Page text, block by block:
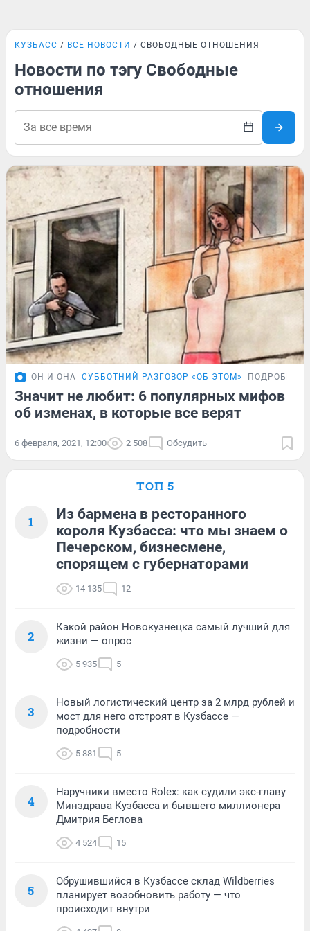
КУЗБАСС ВСЕ НОВОСТИ СВОБОДНЫЕ ОТНОШЕНИЯ
Новости по тэгу Свободные
отношения
ОН И ОНА СУББОТНИЙ РАЗГОВОР «ОБ ЭТОМ»
Значит не любит: 6 популярных мифов
об изменах, в которые все верят
6 февраля, 2021, 12:00 2 508 Обсудить
ТОП 5
1
Из бармена в ресторанного
короля Кузбасса: что мы знаем о
Печерском, бизнесмене,
спорящем с губернаторами
14 135 12
2
Какой район Новокузнецка самый лучший для
жизни — опрос
5 935 5
3
Новый логистический центр за 2 млрд рублей и
мост для него отстроят в Кузбассе —
подробности
5 881 5
4
Наручники вместо Rolex: как судили экс-главу
Минздрава Кузбасса и бывшего миллионера
Дмитрия Беглова
4 524 15
5
Обрушившийся в Кузбассе склад Wildberries
планирует возобновить работу — что
происходит внутри